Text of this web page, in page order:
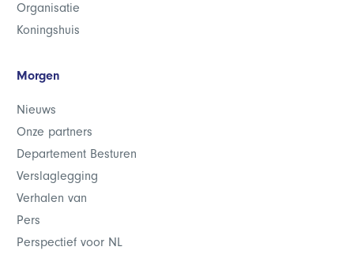
Organisatie
Koningshuis
Morgen
Nieuws
Onze partners
Departement Besturen
Verslaglegging
Verhalen van
Pers
Perspectief voor NL